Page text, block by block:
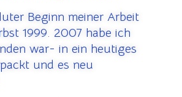
Beginn meiner Arbeit
1999. 2007 habe ich
war- in ein heutiges
und es neu